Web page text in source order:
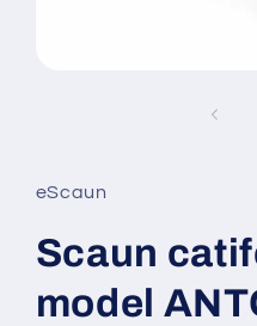
fereastră
modală
eScaun
Scaun
model